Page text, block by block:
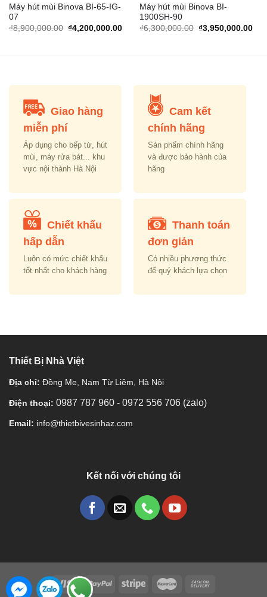
Máy hút mùi Binova BI-65-IG-
07
₫8,900,000.00 Original
price
₫4,200,000.00Current
Máy hút mùi Binova BI-
1900SH-90
₫6,300,000.00 Original
price
₫3,950,000.00
Giao hàng
miễn phí
Áp dụng cho bếp từ, hút
mùi, máy rửa bát... khu
vực nội thành Hà Nội
Cam kết
chính hãng
Sản phẩm chính hãng
và được bảo hành của
hãng
Chiết khấu
hấp dẫn
Luôn có mức chiết khấu
tốt nhất cho khách hàng
Thanh toán
đơn giản
Có nhiều phương thức
để quý khách lựa chọn
Thiết Bị Nhà Việt
Địa chỉ: Đồng Me, Nam Từ Liêm, Hà Nội
Điện thoại: 0987 787 960 - 0972 556 706 (zalo)
Email: info@thietbivesinhaz.com
Kết nối với chúng tôi